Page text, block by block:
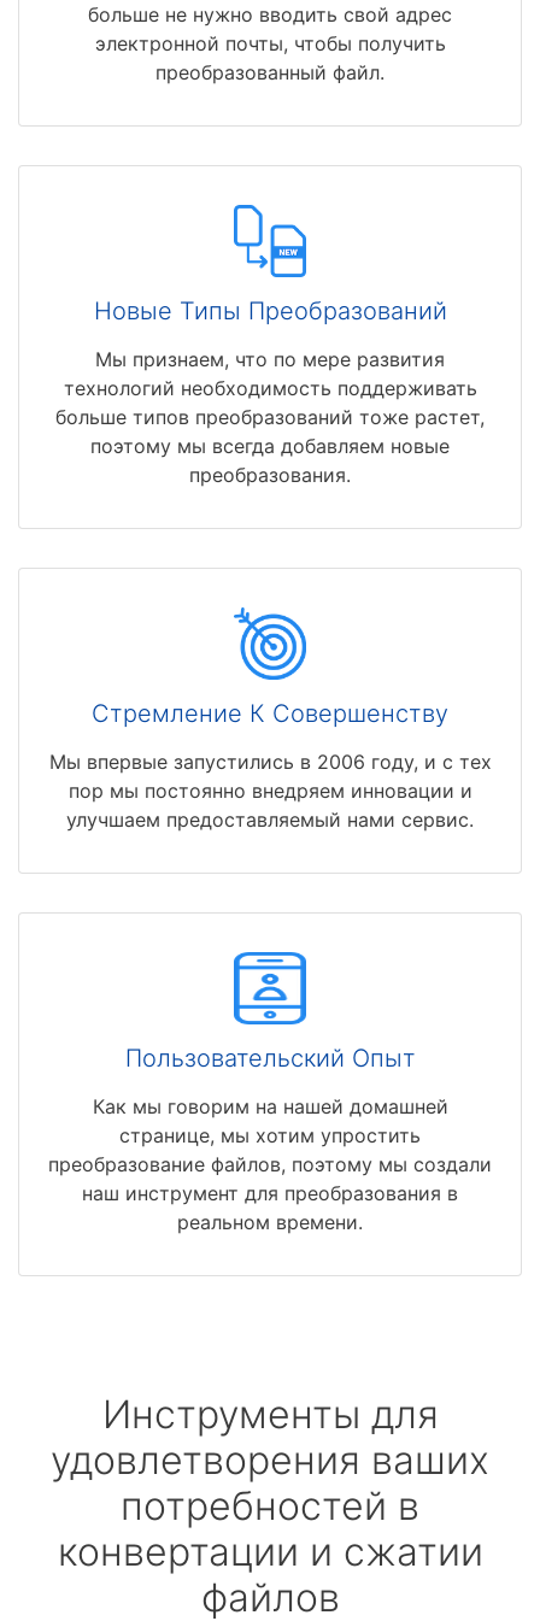
больше не нужно вводить свой адрес
электронной почты, чтобы получить
преобразованный файл.
Новые Типы Преобразований
Мы признаем, что по мере развития
технологий необходимость поддерживать
больше типов преобразований тоже растет,
поэтому мы всегда добавляем новые
преобразования.
Стремление К Совершенству
Мы впервые запустились в 2006 году, и с тех
пор мы постоянно внедряем инновации и
улучшаем предоставляемый нами сервис.
Пользовательский Опыт
Как мы говорим на нашей домашней
странице, мы хотим упростить
преобразование файлов, поэтому мы создали
наш инструмент для преобразования в
реальном времени.
Инструменты для
удовлетворения ваших
потребностей в
конвертации и сжатии
файлов